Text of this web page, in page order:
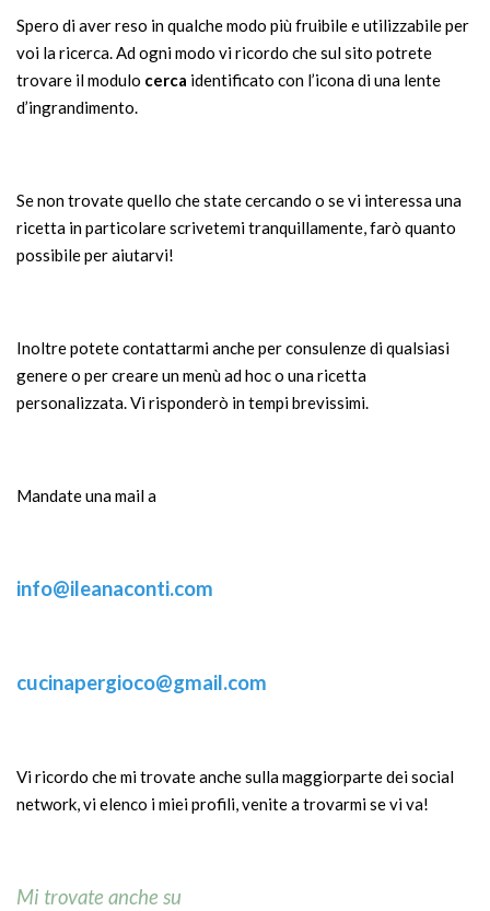
Spero di aver reso in qualche modo più fruibile e utilizzabile per
voi la ricerca. Ad ogni modo vi ricordo che sul sito potrete
trovare il modulo cerca identificato con l’icona di una lente
d’ingrandimento.
Se non trovate quello che state cercando o se vi interessa una
ricetta in particolare scrivetemi tranquillamente, farò quanto
possibile per aiutarvi!
Inoltre potete contattarmi anche per consulenze di qualsiasi
genere o per creare un menù ad hoc o una ricetta
personalizzata. Vi risponderò in tempi brevissimi.
Mandate una mail a
info@ileanaconti.com
cucinapergioco@gmail.com
Vi ricordo che mi trovate anche sulla maggiorparte dei social
network, vi elenco i miei profili, venite a trovarmi se vi va!
Mi trovate anche su